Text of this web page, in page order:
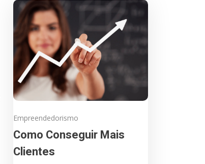
Empreendedorismo
Como Conseguir Mais
Clientes